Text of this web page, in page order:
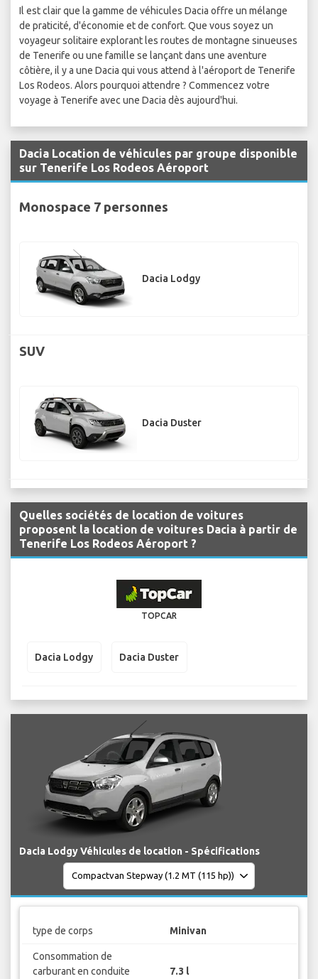
Il est clair que la gamme de véhicules Dacia offre un mélange
de praticité, d'économie et de confort. Que vous soyez un
voyageur solitaire explorant les routes de montagne sinueuses
de Tenerife ou une famille se lançant dans une aventure
côtière, il y a une Dacia qui vous attend à l'aéroport de Tenerife
Los Rodeos. Alors pourquoi attendre ? Commencez votre
voyage à Tenerife avec une Dacia dès aujourd'hui.
Dacia Location de véhicules par groupe disponible
sur Tenerife Los Rodeos Aéroport
Monospace 7 personnes
Dacia Lodgy
SUV
Dacia Duster
Quelles sociétés de location de voitures
proposent la location de voitures Dacia à partir de
Tenerife Los Rodeos Aéroport ?
TOPCAR
Dacia Lodgy Dacia Duster
Dacia Lodgy Véhicules de location - Spécifications
type de corps Minivan
Consommation de
carburant en conduite
7.3 l